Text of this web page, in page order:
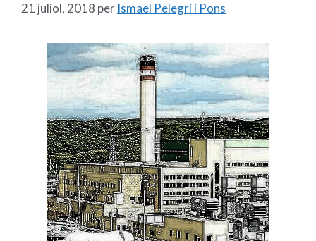
21 juliol, 2018 per Ismael Pelegrí i Pons